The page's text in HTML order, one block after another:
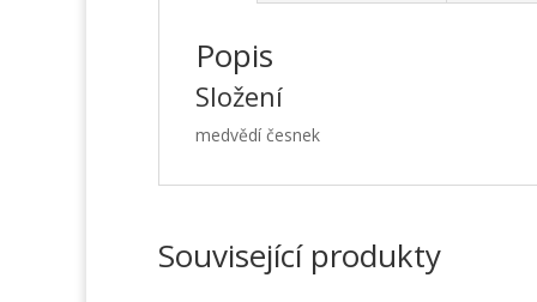
Popis
Složení
medvědí česnek
Související produkty